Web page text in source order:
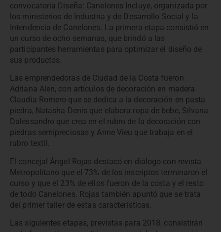
convocatoria Diseña: Canelones Incluye, organizada por
los ministerios de Industria y de Desarrollo Social y la
Intendencia de Canelones. La primera etapa consistió en
un curso de ocho semanas, que brindó a las
participantes herramientas para optimizar el diseño de
sus productos.
Las emprendedoras de Ciudad de la Costa fueron
Adriana Alen, con artículos de decoración en madera.
Claudia Romero que se dedica a la decoración en pasta
piedra, Natasha Denis que elabora ropa de bebe, Silvana
Dalessandro que crea en el rubro de la decoración con
piedras semipreciosas y Anne Vieu que trabaja en el
rubro textil.
El concejal Ángel Rojas destacó en diálogo con revista
Metropolitano que el 73% de los inscriptos terminaron el
curso y que el 23% de ellos fueron de la costa y el resto
de todo Canelones. Rojas también apuntó que se trata
del primer taller de estas características.
Las siguientes etapas, previstas para 2018, consistirán